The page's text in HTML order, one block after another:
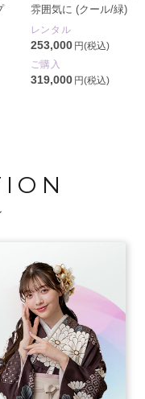
雰囲気に (クール/緑)
レンタル
253,000 円(税込)
ご購入
319,000 円(税込)